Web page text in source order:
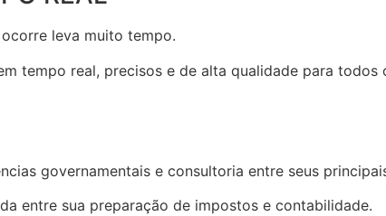
leva muito tempo.
tempo real, precisos e de alta qualidade para todos
governamentais e consultoria entre seus
entre sua preparação de impostos e contabilidade.